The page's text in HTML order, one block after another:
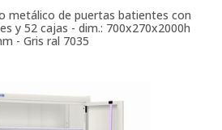
metálico de puertas batientes con
y 52 cajas - dim.: 700x270x2000h
- Gris ral 7035